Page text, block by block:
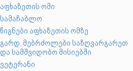
აფხაზეთის ომი
სამაჩაბლო
წიგნები აფხაზეთის ომზე
გარდ. მებრძოლები საზღვარგარეთ
და სამშვიდობო მისიებში
ვეტერანი